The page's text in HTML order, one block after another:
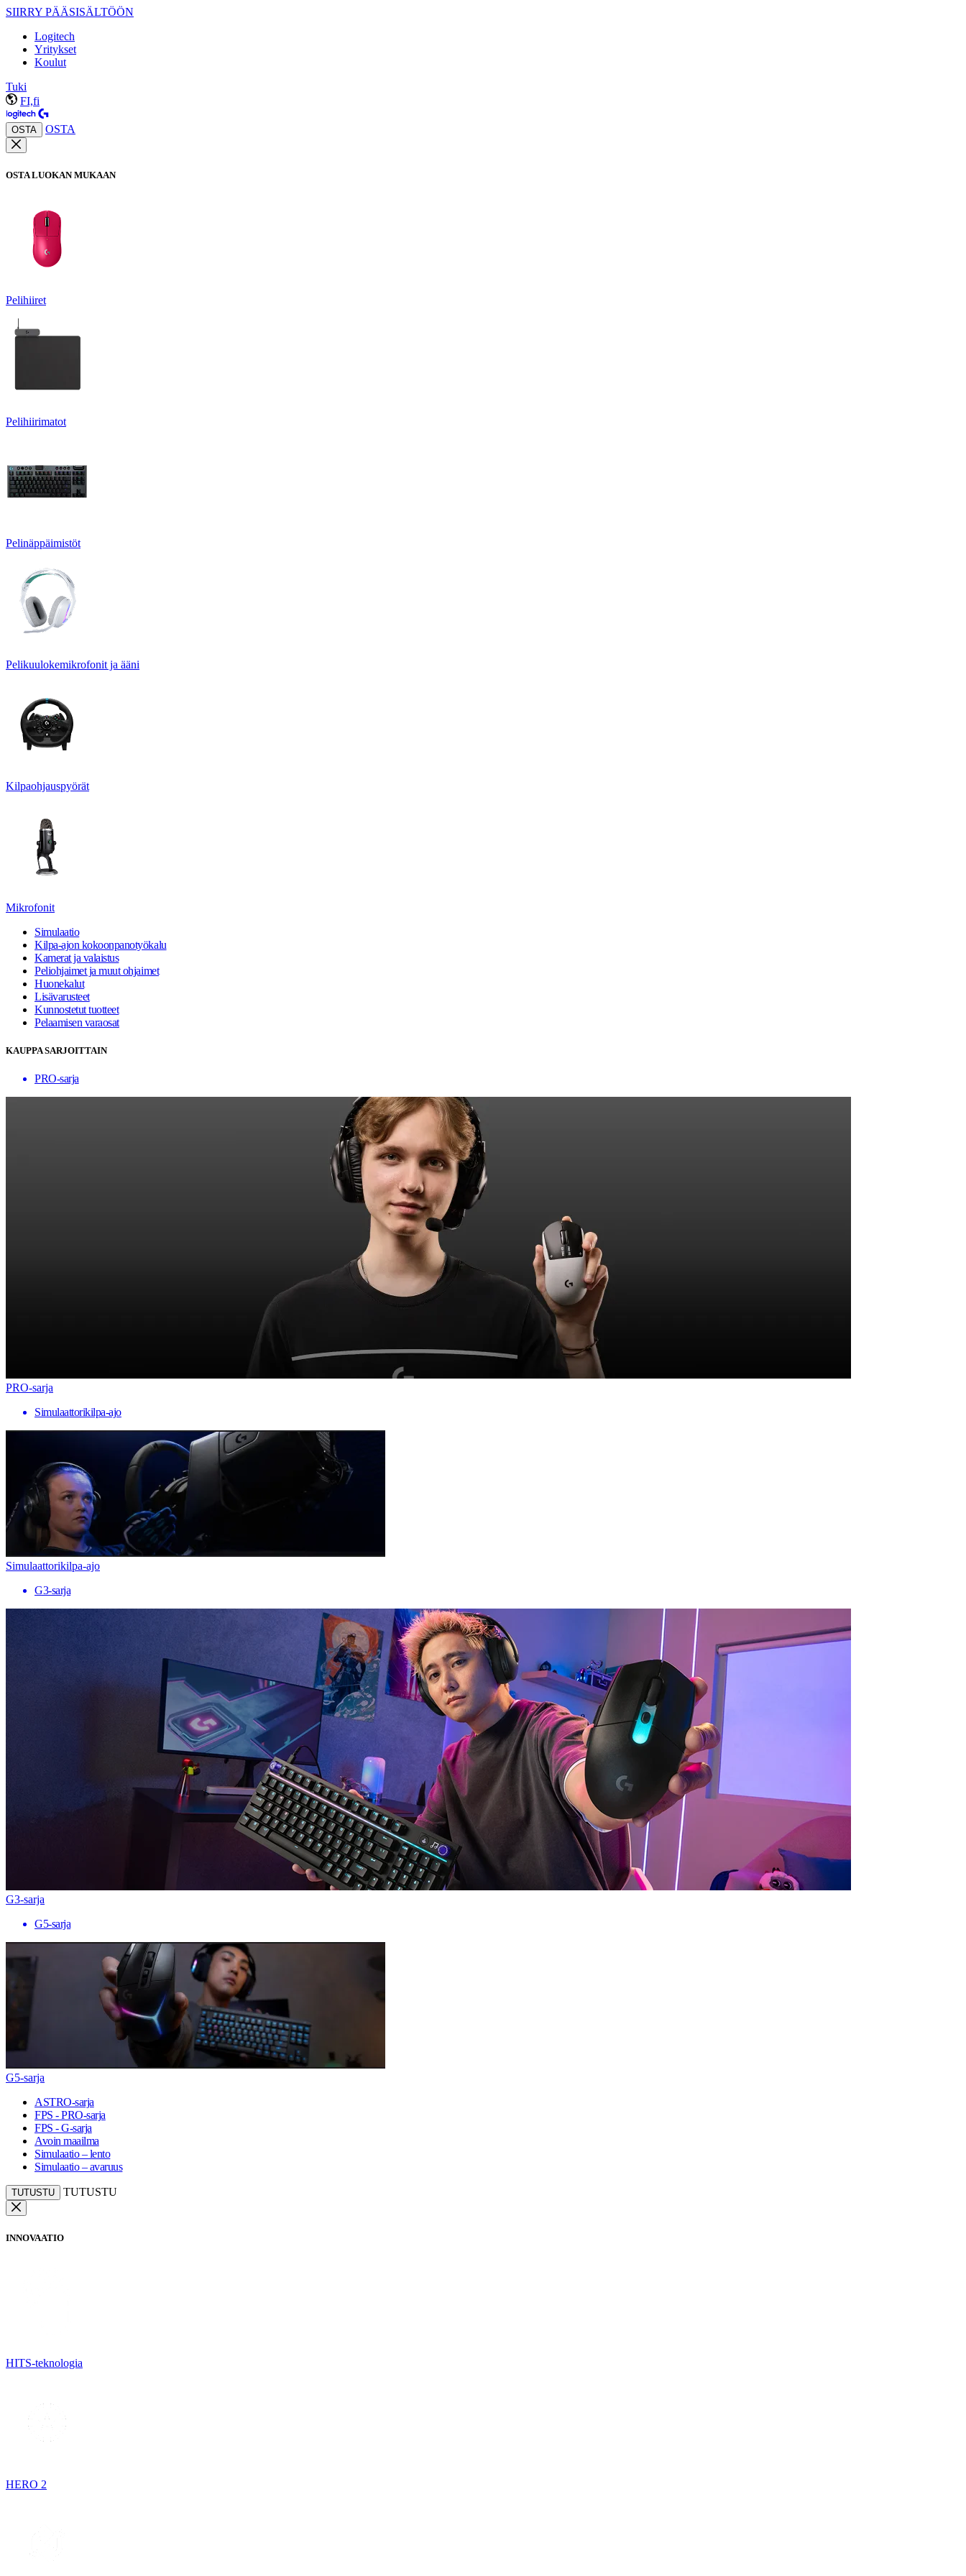
SIIRRY PÄÄSISÄLTÖÖN
Logitech
Yritykset
Koulut
Tuki
FI,fi
OSTA OSTA
OSTA LUOKAN MUKAAN
Pelihiiret
Pelihiirimatot
Pelinäppäimistöt
Pelikuulokemikrofonit ja ääni
Kilpaohjauspyörät
Mikrofonit
Simulaatio
Kilpa-ajon kokoonpanotyökalu
Kamerat ja valaistus
Peliohjaimet ja muut ohjaimet
Huonekalut
Lisävarusteet
Kunnostetut tuotteet
Pelaamisen varaosat
KAUPPA SARJOITTAIN
PRO-sarja
PRO-sarja
Simulaattorikilpa-ajo
Simulaattorikilpa-ajo
G3-sarja
G3-sarja
G5-sarja
G5-sarja
ASTRO-sarja
FPS - PRO-sarja
FPS - G-sarja
Avoin maailma
Simulaatio – lento
Simulaatio – avaruus
TUTUSTU TUTUSTU
INNOVAATIO
HITS-teknologia
HERO 2